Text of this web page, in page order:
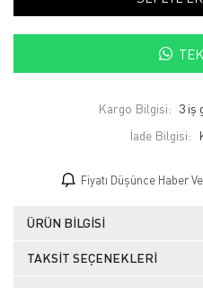
Kargo Bilgisi: 3 iş
İade Bilgisi:
Fiyatı Düşünce Haber
ÜRÜN BILGISI
TAKSIT SEÇENEKLERI